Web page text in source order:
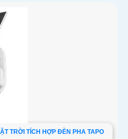
TRỜI TÍCH HỢP ĐÈN PHA TAPO